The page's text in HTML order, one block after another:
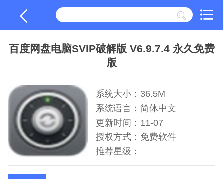
百度网盘电脑SVIP破解版 V6.9.7.4 永久免费
版
系统大小：36.5M
系统语言：简体中文
更新时间：11-07
授权方式：免费软件
推荐星级：